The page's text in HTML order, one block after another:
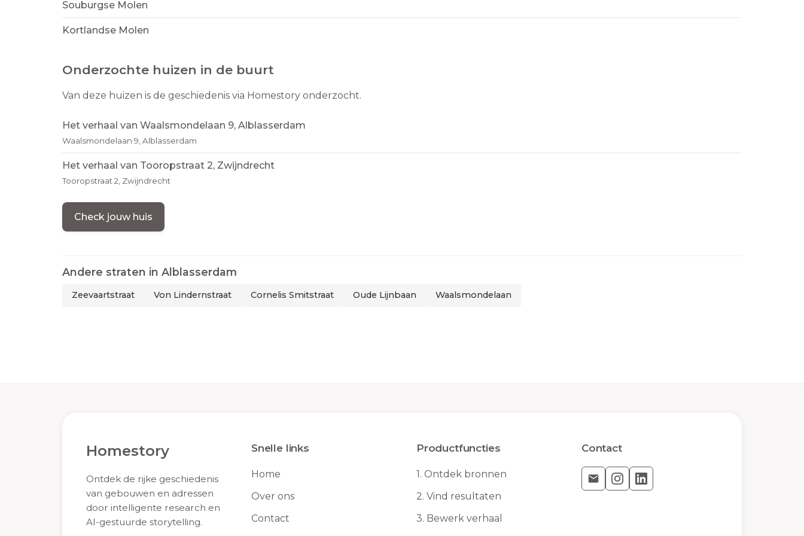
Souburgse Molen
Kortlandse Molen
Onderzochte huizen in de buurt
Van deze huizen is de geschiedenis via Homestory onderzocht.
Het verhaal van Waalsmondelaan 9, Alblasserdam
Waalsmondelaan 9, Alblasserdam
Het verhaal van Tooropstraat 2, Zwijndrecht
Tooropstraat 2, Zwijndrecht
Check jouw huis
Andere straten in Alblasserdam
Zeevaartstraat Von Lindernstraat Cornelis Smitstraat Oude Lijnbaan Waalsmondelaan
Homestory
Ontdek de rijke geschiedenis
van gebouwen en adressen
door intelligente research en
AI-gestuurde storytelling.
Snelle links
Home
Over ons
Contact
Productfuncties
1. Ontdek bronnen
2. Vind resultaten
3. Bewerk verhaal
Contact